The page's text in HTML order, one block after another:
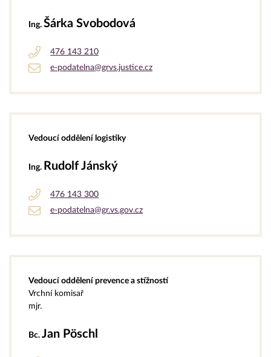
Ing. Šárka Svobodová
476 143 210
e-podatelna@grvs.justice.cz
Vedoucí oddělení logistiky
Ing. Rudolf Jánský
476 143 300
e-podatelna@gr.vs.gov.cz
Vedoucí oddělení prevence a stížností
Vrchní komisař
mjr.
Bc. Jan Pöschl